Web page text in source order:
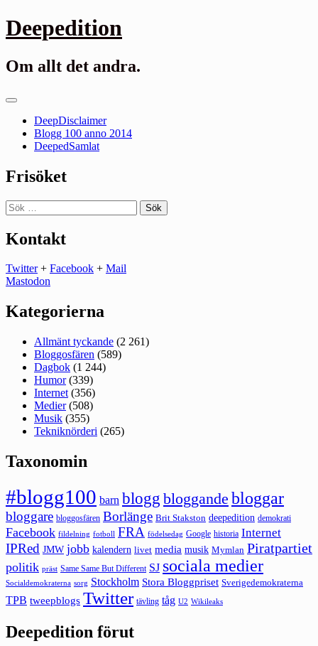
Gå
till
Deepedition
Om allt det andra.
Primär
DeepDisclaimer
Blogg 100 anno 2014
DeepedSamlat
Frisöket
Sök
efter:
Kontakt
Twitter+ Facebook + Mail
Mastodon
Kategorierna
Allmänt tyckande (2 261)
Bloggosfären (589)
Dagbok (1 244)
Humor(339)
Internet (356)
Medier(508)
Musik (355)
Tekniknörderi (265)
Taxonomin
#blogg100 barn blogg bloggande bloggar
bloggare bloggosfären Borlänge Brit Stakston deepedition demokrati
Facebook fildelning fotboll FRA födelsedag Google historia Internet
IPRed JMW jobb kalendern livet media musik Mymlan Piratpartiet
politik präst Same Same But Different SJ sociala medier
Socialdemokraterna sorg Stockholm Stora Bloggpriset Sverigedemokraterna
TPB tweepblogs Twitter tävling tåg U2 Wikileaks
Deepedition förut